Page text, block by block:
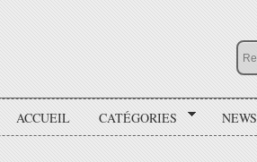
ACCUEIL CATÉGORIES